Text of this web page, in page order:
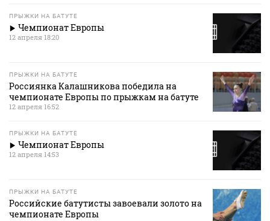
ПРЫЖКИ НА БАТУТЕ
Чемпионат Европы
12 апреля 18:20
ПРЫЖКИ НА БАТУТЕ
Россиянка Калашникова победила на
чемпионате Европы по прыжкам на батуте
12 апреля 16:52
ПРЫЖКИ НА БАТУТЕ
Чемпионат Европы
12 апреля 14:53
ПРЫЖКИ НА БАТУТЕ
Российские батутисты завоевали золото на
чемпионате Европы